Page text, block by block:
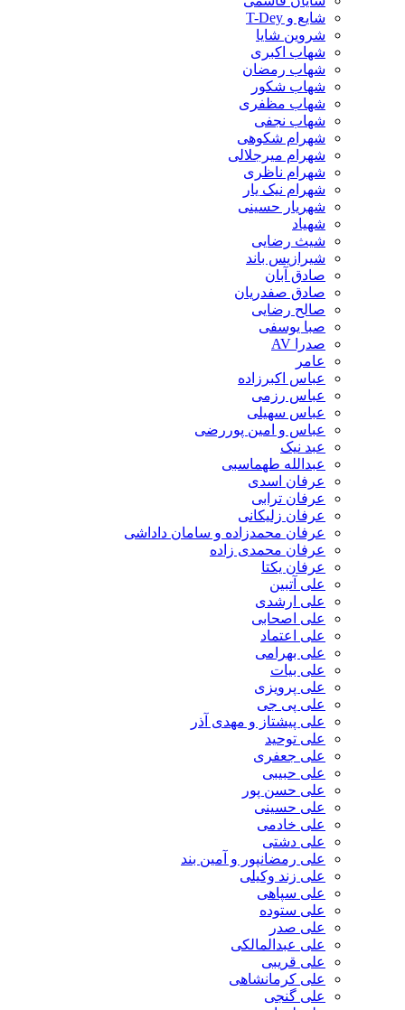
شایع و T-Dey
شروین شایا
شهاب اکبری
شهاب رمضان
شهاب شکور
شهاب مظفری
شهاب نجفی
شهرام شکوهی
شهرام میرجلالی
شهرام ناظری
شهرام نیک یار
شهریار حسینی
شیث رضایی
شیرازیس باند
صادق آبان
صادق صفدریان
صالح رضایی
صبا یوسفی
عباس اکبرزاده
عباس رزمی
عباس سهیلی
عباس و امین پوررضی
عبد نیک
عبدالله طهماسبی‎
عرفان اسدی
عرفان ترابی
عرفان زلیکانی
عرفان محمدزاده و سامان داداشی
عرفان محمدی زاده
عرفان یکتا
علی آتبین
علی ارشدی
علی اصحابی
علی اعتماد
علی بهرامی
علی بیات
علی پرویزی
علی پی جی
علی پیشتاز و مهدی آذر
علی توحید
علی جعفری
علی حبیبی
علی حسن پور
علی حسینی
علی خادمی
علی دشتی
علی رمضانپور و آمین بند
علی زند وکیلی
علی سپاهی
علی ستوده
علی صدر
علی عبدالمالکی
علی قریبی
علی کرمانشاهی
علی گنجی